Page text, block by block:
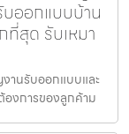
ออกแบบบ้าน
ที่สุด รับเหมา
านรับออกแบบและ
งการของลูกค้าม